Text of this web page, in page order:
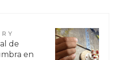
de
en